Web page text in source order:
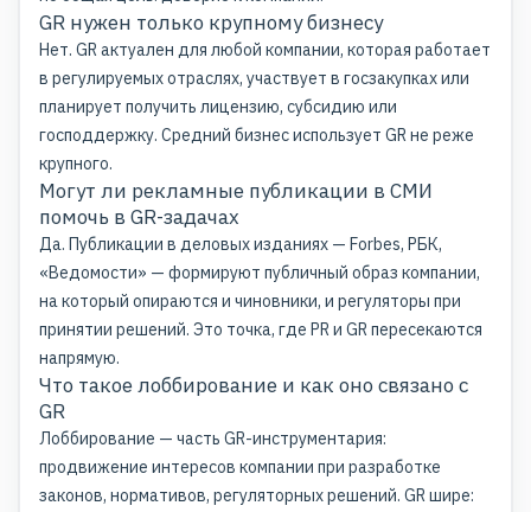
GR нужен только крупному бизнесу
Нет. GR актуален для любой компании, которая работает
в регулируемых отраслях, участвует в госзакупках или
планирует получить лицензию, субсидию или
господдержку. Средний бизнес использует GR не реже
крупного.
Могут ли рекламные публикации в СМИ
помочь в GR-задачах
Да. Публикации в деловых изданиях — Forbes, РБК,
«Ведомости» — формируют публичный образ компании,
на который опираются и чиновники, и регуляторы при
принятии решений. Это точка, где PR и GR пересекаются
напрямую.
Что такое лоббирование и как оно связано с
GR
Лоббирование — часть GR-инструментария:
продвижение интересов компании при разработке
законов, нормативов, регуляторных решений. GR шире: